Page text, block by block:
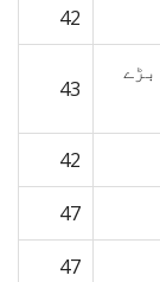
42
بڑے
43
42
47
47